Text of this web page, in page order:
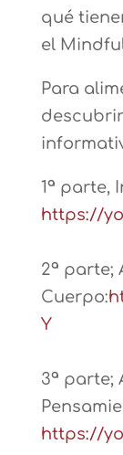
qué
el
Para
1ª parte,
https://
2ª parte;
Cuerpo:
Y
3ª parte;
https://